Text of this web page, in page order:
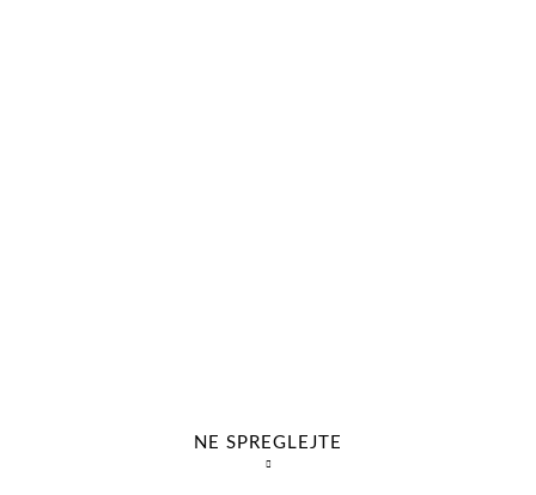
NE SPREGLEJTE